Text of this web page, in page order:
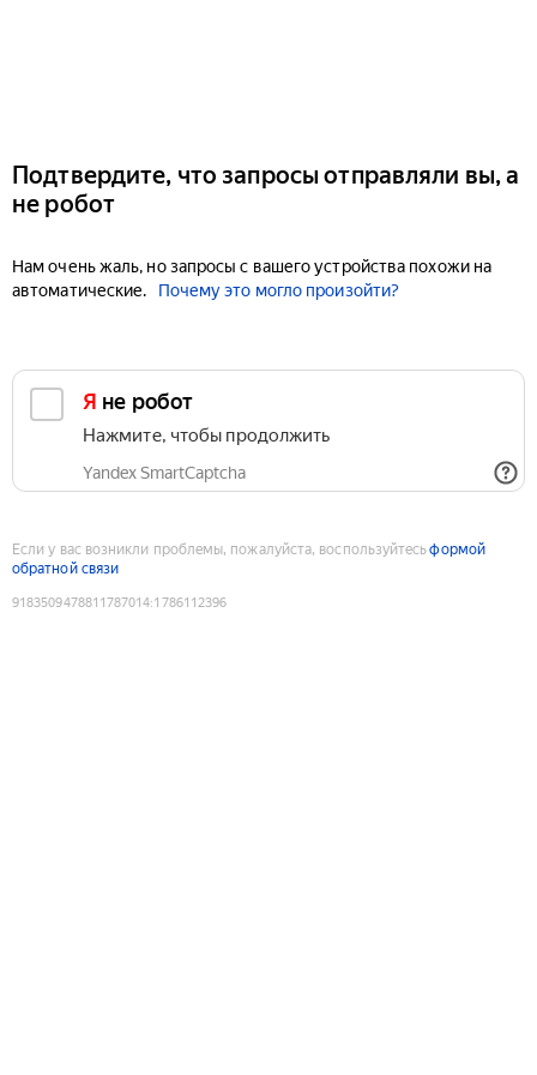
Подтвердите, что запросы отправляли вы, а
не робот
Нам очень жаль, но запросы с вашего устройства похожи на
автоматические.
Почему это могло произойти?
Я не робот
Нажмите, чтобы продолжить
Yandex SmartCaptcha
Если у вас возникли проблемы, пожалуйста, воспользуйтесьформой
обратной связи
9183509478811787014:1786112396